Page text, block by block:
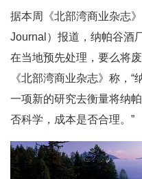
据本周《北部湾商业杂志
Journal）报道，纳帕谷酒
在当地预先处理，要么将
《北部湾商业杂志》称，
一项新的研究去衡量将纳
否科学，成本是否合理。”